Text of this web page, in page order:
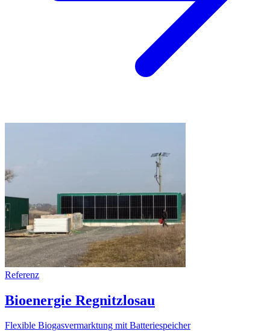
Referenz
Bioenergie Regnitzlosau
Flexible Biogasvermarktung mit Batteriespeicher